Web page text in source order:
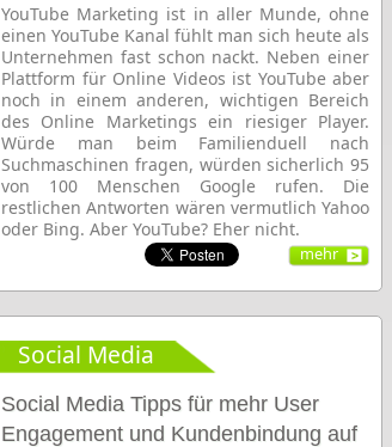
YouTube Marketing ist in aller Munde, ohne
einen YouTube Kanal fühlt man sich heute als
Unternehmen fast schon nackt. Neben einer
Plattform für Online Videos ist YouTube aber
noch in einem anderen, wichtigen Bereich
des Online Marketings ein riesiger Player.
Würde man beim Familienduell nach
Suchmaschinen fragen, würden sicherlich 95
von 100 Menschen Google rufen. Die
restlichen Antworten wären vermutlich Yahoo
oder Bing. Aber YouTube? Eher nicht.
mehr
Social Media
Social Media Tipps für mehr User
Engagement und Kundenbindung auf